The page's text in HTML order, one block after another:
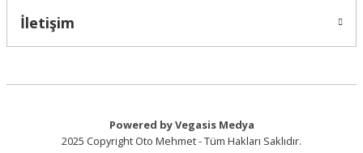
İletişim
Powered by Vegasis Medya
2025 Copyright Oto Mehmet - Tüm Hakları Saklıdır.